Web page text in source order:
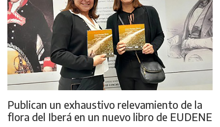
Publican un exhaustivo relevamiento de la
flora del Iberá en un nuevo libro de EUDENE